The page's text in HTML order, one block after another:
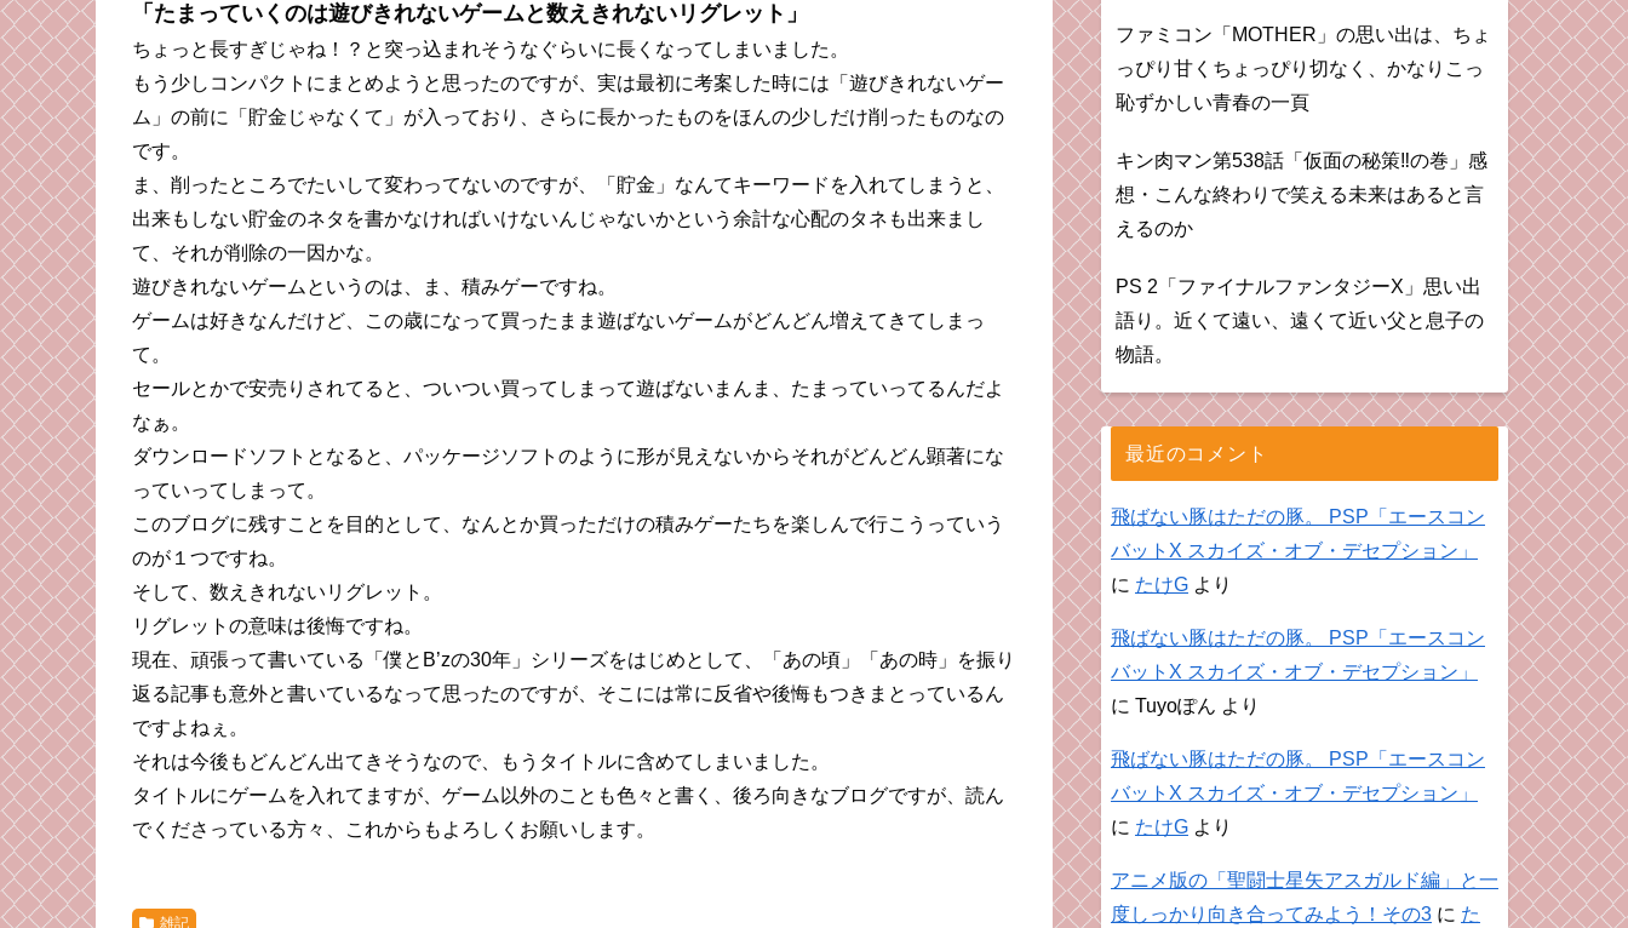
「たまっていくのは遊びきれないゲームと数えきれないリグレット」
ちょっと長すぎじゃね！？と突っ込まれそうなぐらいに長くなってしまいました。
もう少しコンパクトにまとめようと思ったのですが、実は最初に考案した時には「遊びきれないゲー
ム」の前に「貯金じゃなくて」が入っており、さらに長かったものをほんの少しだけ削ったものなの
です。
ま、削ったところでたいして変わってないのですが、「貯金」なんてキーワードを入れてしまうと、
出来もしない貯金のネタを書かなければいけないんじゃないかという余計な心配のタネも出来まし
て、それが削除の一因かな。
遊びきれないゲームというのは、ま、積みゲーですね。
ゲームは好きなんだけど、この歳になって買ったまま遊ばないゲームがどんどん増えてきてしまっ
て。
セールとかで安売りされてると、ついつい買ってしまって遊ばないまんま、たまっていってるんだよ
なぁ。
ダウンロードソフトとなると、パッケージソフトのように形が見えないからそれがどんどん顕著にな
っていってしまって。
このブログに残すことを目的として、なんとか買っただけの積みゲーたちを楽しんで行こうっていう
のが１つですね。
そして、数えきれないリグレット。
リグレットの意味は後悔ですね。
現在、頑張って書いている「僕とB’zの30年」シリーズをはじめとして、「あの頃」「あの時」を振り
返る記事も意外と書いているなって思ったのですが、そこには常に反省や後悔もつきまとっているん
ですよねぇ。
それは今後もどんどん出てきそうなので、もうタイトルに含めてしまいました。
タイトルにゲームを入れてますが、ゲーム以外のことも色々と書く、後ろ向きなブログですが、読ん
でくださっている方々、これからもよろしくお願いします。
雑記
ファミコン「MOTHER」の思い出は、ちょ
っぴり甘くちょっぴり切なく、かなりこっ
恥ずかしい青春の一頁
キン肉マン第538話「仮面の秘策‼︎の巻」感
想・こんな終わりで笑える未来はあると言
えるのか
PS 2「ファイナルファンタジーX」思い出
語り。近くて遠い、遠くて近い父と息子の
物語。
最近のコメント
飛ばない豚はただの豚。 PSP「エースコン
バットX スカイズ・オブ・デセプション」
に たけG より
飛ばない豚はただの豚。 PSP「エースコン
バットX スカイズ・オブ・デセプション」
に Tuyoぽん より
飛ばない豚はただの豚。 PSP「エースコン
バットX スカイズ・オブ・デセプション」
に たけG より
アニメ版の「聖闘士星矢アスガルド編」と一
度しっかり向き合ってみよう！その3 に た